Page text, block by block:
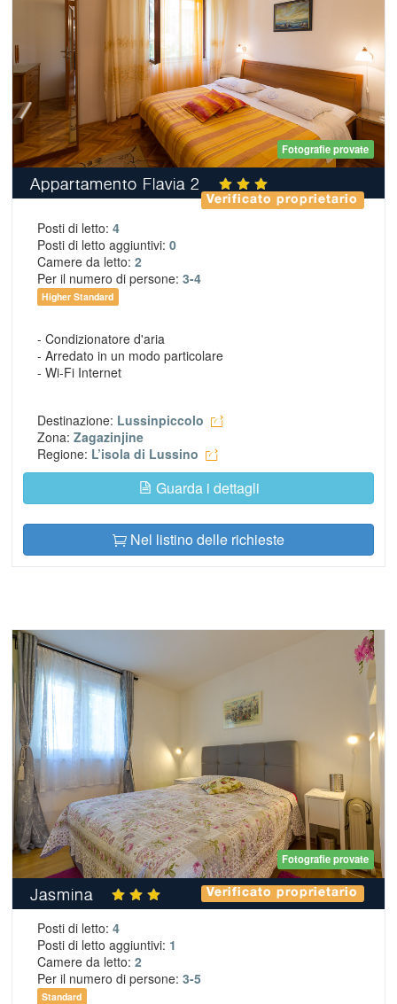
Fotografie provate
Appartamento Flavia 2
Verificato proprietario
Posti di letto: 4
Posti di letto aggiuntivi: 0
Camere da letto: 2
Per il numero di persone: 3-4
Higher Standard
- Condizionatore d'aria
- Arredato in un modo particolare
- Wi-Fi Internet
Destinazione: Lussinpiccolo
Zona: Zagazinjine
Regione: L’isola di Lussino
Guarda i dettagli
Nel listino delle richieste
Fotografie provate
Jasmina Verificato proprietario
Posti di letto: 4
Posti di letto aggiuntivi: 1
Camere da letto: 2
Per il numero di persone: 3-5
Standard